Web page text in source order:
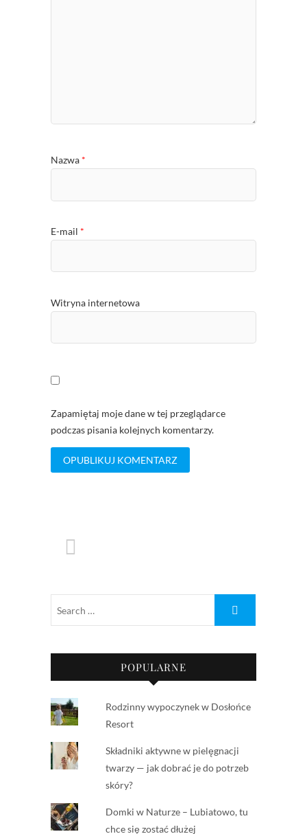
Nazwa *
E-mail *
Witryna internetowa
Zapamiętaj moje dane w tej przeglądarce
podczas pisania kolejnych komentarzy.
POPULARNE
Rodzinny wypoczynek w Dosłońce
Resort
Składniki aktywne w pielęgnacji
twarzy — jak dobrać je do potrzeb
skóry?
Domki w Naturze – Lubiatowo, tu
chce się zostać dłużej